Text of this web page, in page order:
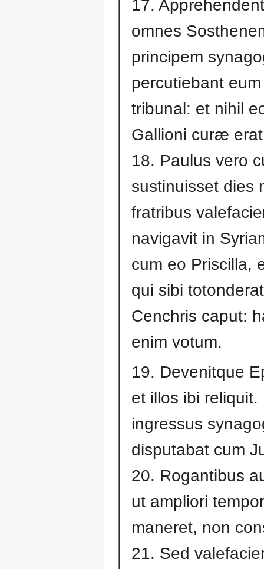
17.
omnes
principem
percutiebant
tribunal: et nihil
Gallioni curæ
18. Paulus vero
sustinuisset dies
fratribus
navigavit in
cum eo Priscilla,
qui sibi
Cenchris caput:
enim votum.
19. Devenitque
et illos ibi reliquit.
ingressus
disputabat cum
20. Rogantibus
ut ampliori
maneret, non
21. Sed